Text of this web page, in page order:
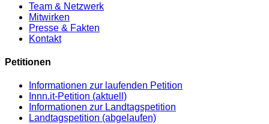
Team & Netzwerk
Mitwirken
Presse & Fakten
Kontakt
Petitionen
Informationen zur laufenden Petition
Innn.it-Petition (aktuell)
Informationen zur Landtagspetition
Landtagspetition (abgelaufen)